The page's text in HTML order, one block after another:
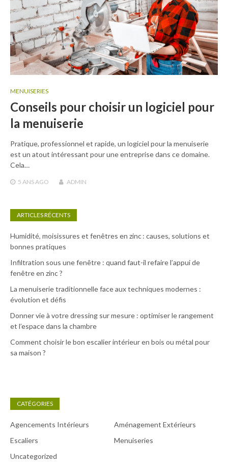
MENUISERIES
Conseils pour choisir un logiciel pour
la menuiserie
Pratique, professionnel et rapide, un logiciel pour la menuiserie
est un atout intéressant pour une entreprise dans ce domaine.
Cela…
5 ANS AGO ADMIN
ARTICLES RÉCENTS
Humidité, moisissures et fenêtres en zinc : causes, solutions et
bonnes pratiques
Infiltration sous une fenêtre : quand faut-il refaire l’appui de
fenêtre en zinc ?
La menuiserie traditionnelle face aux techniques modernes :
évolution et défis
Donner vie à votre dressing sur mesure : optimiser le rangement
et l’espace dans la chambre
Comment choisir le bon escalier intérieur en bois ou métal pour
sa maison ?
CATÉGORIES
Agencements Intérieurs
Aménagement Extérieurs
Escaliers
Menuiseries
Uncategorized